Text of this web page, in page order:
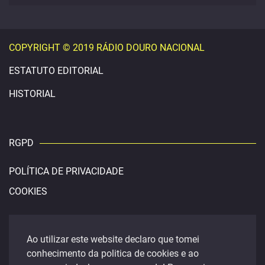
Ao utilizar este website declaro que tomei
conhecimento da politica de cookies e ao
COPYRIGHT © 2019 RÁDIO DOURO NACIONAL
ESTATUTO EDITORIAL
HISTORIAL
RGPD
POLÍTICA DE PRIVACIDADE
COOKIES
douronacional@gmail.com